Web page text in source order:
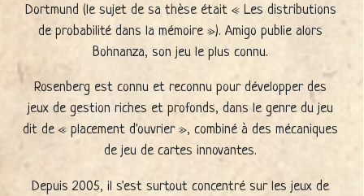
Dortmund (le sujet de sa thèse était « Les distributions
de probabilité dans la mémoire »). Amigo publie alors
Bohnanza, son jeu le plus connu.
Rosenberg est connu et reconnu pour développer des
jeux de gestion riches et profonds, dans le genre du jeu
dit de « placement d'ouvrier », combiné à des mécaniques
de jeu de cartes innovantes.
Depuis 2005, il s'est surtout concentré sur les jeux de